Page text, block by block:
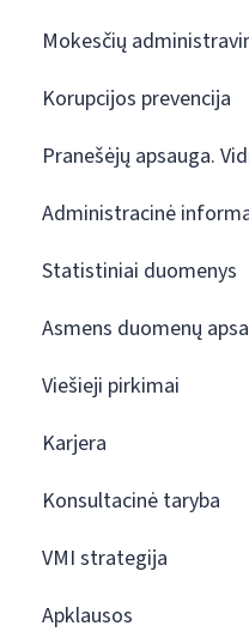
Mokesčių
Korupcijos prevencija
Pranešėjų apsauga.
Administracinė
Statistiniai duomenys
Asmens duomenų
Viešieji pirkimai
Karjera
Konsultacinė taryba
VMI strategija
Apklausos